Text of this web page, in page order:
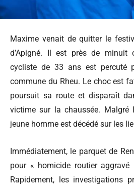
Maxime venait de quitter le
d’Apigné. Il est près de
cycliste de 33 ans est percuté
commune du Rheu. Le choc est
poursuit sa route et disparaît
victime sur la chaussée. Malgré
jeune homme est décédé sur les
Immédiatement, le parquet de
pour « homicide routier
Rapidement, les investigations